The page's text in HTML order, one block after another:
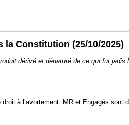
la Constitution (25/10/2025)
dérivé et dénaturé de ce qui fut jadis
à l’avortement. MR et Engagés sont